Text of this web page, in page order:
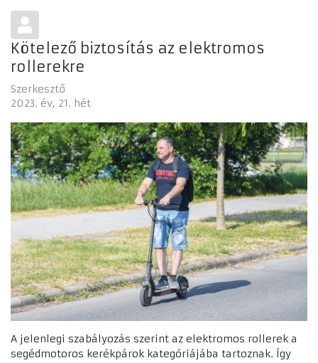
Kötelező biztosítás az elektromos
rollerekre
Szerkesztő
2023. év 21. hét
A jelenlegi szabályozás szerint az elektromos rollerek a
segédmotoros kerékpárok kategóriájába tartoznak. Így